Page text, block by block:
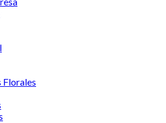
Florales